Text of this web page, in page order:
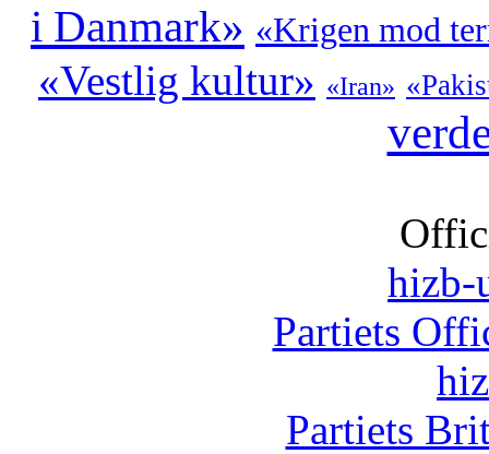
i Danmark» «Krigen mod
«Vestlig kultur» «Iran»
hizb-
Partiets
Partiets